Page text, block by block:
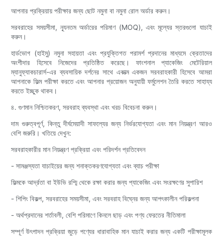
আপনার প্রক্রিয়ায় পরীক্ষার জন্য ছোট নমুনা বা নমুনা রোল অর্ডার করুন।
সরবরাহের সময়সীমা, ন্যূনতম অর্ডারের পরিমাণ (MOQ), এবং মূল্যের স্তরগুলো যাচাই
করুন।
হার্ডভোগ (হাইমু) নমুনা সহায়তা এবং প্রযুক্তিগত পরামর্শ প্রদানের মাধ্যমে ক্রেতাদের
অংশীদার হিসেবে নিজেদের প্রতিষ্ঠিত করেছে। ফাংশনাল প্যাকেজিং মেটেরিয়াল
ম্যানুফ্যাকচারার্স-এর ব্যবসায়িক দর্শনের সাথে একাত্ম একজন সরবরাহকারী হিসেবে আমরা
আপনাকে ফিল্ম পরীক্ষা করতে এবং আপনার প্রয়োজন অনুযায়ী ফর্মুলেশন তৈরি করতে সাহায্য
করতে ইচ্ছুক থাকব।
৪. গুণমান নিশ্চিতকরণ, সরবরাহ ব্যবস্থা এবং খরচ বিবেচনা করুন।
দাম গুরুত্বপূর্ণ, কিন্তু দীর্ঘমেয়াদী সাফল্যের জন্য নির্ভরযোগ্যতা এবং মান নিয়ন্ত্রণ আরও
বেশি জরুরি। খতিয়ে দেখুন:
সরবরাহকারীর মান নিয়ন্ত্রণ প্রক্রিয়া এবং পরিদর্শন প্রতিবেদন
- সামঞ্জস্যতা যাচাইয়ের জন্য শনাক্তকরণযোগ্যতা এবং ব্যাচ পরীক্ষা
ফিল্মকে আর্দ্রতা বা ইউভি রশ্মি থেকে রক্ষা করার জন্য প্যাকেজিং এবং সংরক্ষণের সুপারিশ
- শিপিং বিকল্প, সরবরাহের সময়সীমা, এবং সরবরাহ বিঘ্নের জন্য আপৎকালীন পরিকল্পনা
- অর্থপ্রদানের শর্তাবলী, বেশি পরিমাণে কিনলে ছাড় এবং পণ্য ফেরতের নীতিমালা
সম্পূর্ণ উৎপাদন প্রক্রিয়া জুড়ে পণ্যের ধারাবাহিক মান যাচাই করার জন্য একটি পরীক্ষামূলক